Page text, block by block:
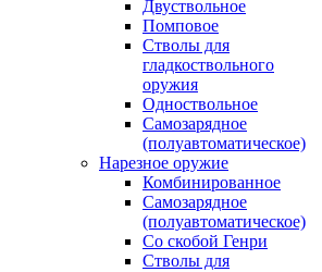
Двуствольное
Помповое
Стволы для
гладкоствольного
оружия
Одноствольное
Самозарядное
(полуавтоматическое)
Нарезное оружие
Комбинированное
Самозарядное
(полуавтоматическое)
Со скобой Генри
Стволы для